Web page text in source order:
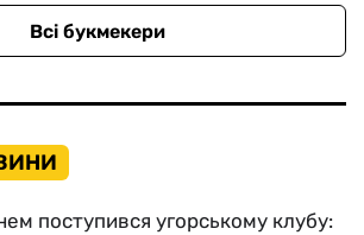
Всі букмекери
поступився угорському клубу: